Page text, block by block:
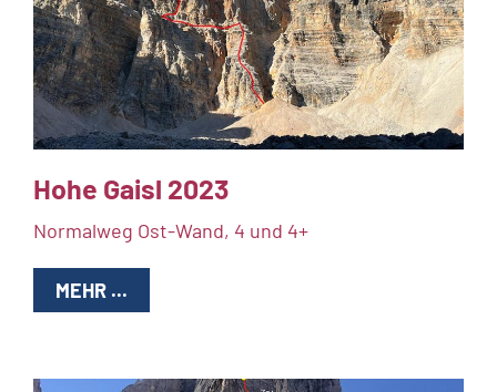
Hohe Gaisl 2023
Normalweg Ost-Wand, 4 und 4+
MEHR ...